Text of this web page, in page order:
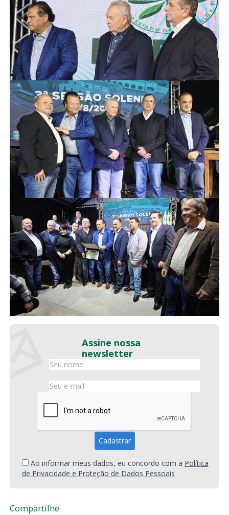
Assine nossa
newsletter
Ao informar meus dados, eu concordo com a Política
de Privacidade e Proteção de Dados Pessoais
Compartilhe